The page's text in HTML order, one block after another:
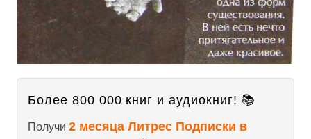
Более 800 000 книг и аудиокниг! 📚
Получи 2 месяца Литрес Подписки в